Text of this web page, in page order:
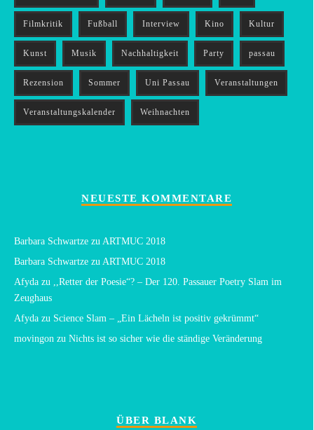
Filmkritik Fußball Interview Kino Kultur
Kunst Musik Nachhaltigkeit Party passau
Rezension Sommer Uni Passau Veranstaltungen
Veranstaltungskalender Weihnachten
NEUESTE KOMMENTARE
Barbara Schwartze zu ARTMUC 2018
Barbara Schwartze zu ARTMUC 2018
Afyda zu
,,Retter der Poesie“? – Der 120. Passauer Poetry Slam im
Zeughaus
Afyda zu Science Slam – „Ein Lächeln ist positiv gekrümmt“
movingon zu Nichts ist so sicher wie die ständige Veränderung
ÜBER BLANK